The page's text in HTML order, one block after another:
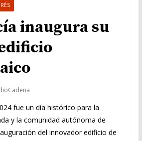
inaugura su
fue un día histórico para la
y la comunidad autónoma de
del innovador edificio de